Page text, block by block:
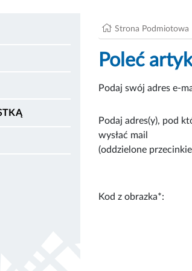
Strona Podmiotowa
Poleć
Podaj swój adres e-
Podaj adres(y), pod
wysłać mail
(oddzielone
Kod z obrazka*: